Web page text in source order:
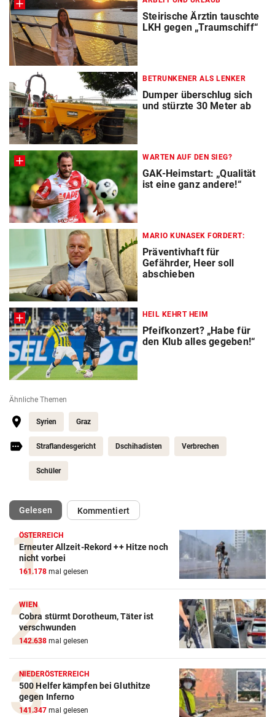
Steirische Ärztin tauschte
LKH gegen „Traumschiff“
BETRUNKENER ALS LENKER
Dumper überschlug sich
und stürzte 30 Meter ab
WARTEN AUF DEN SIEG?
GAK-Heimstart: „Qualität
ist eine ganz andere!“
MARIO KUNASEK FORDERT:
Präventivhaft für
Gefährder, Heer soll
abschieben
HEIL KEHRT HEIM
Pfeifkonzert? „Habe für
den Klub alles gegeben!“
Ähnliche Themen
Syrien Graz
Straflandesgericht Dschihadisten Verbrechen
Schüler
Gelesen(ausgewählt)Kommentiert
ÖSTERREICH
Erneuter Allzeit-Rekord ++ Hitze noch
nicht vorbei
161.178 mal gelesen
WIEN
Cobra stürmt Dorotheum, Täter ist
verschwunden
142.638 mal gelesen
NIEDERÖSTERREICH
500 Helfer kämpfen bei Gluthitze
gegen Inferno
141.347 mal gelesen